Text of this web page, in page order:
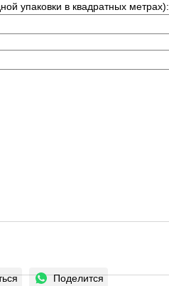
упаковки в квадратных метрах):
Поделится